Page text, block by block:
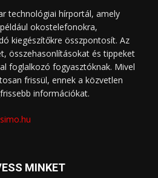
technológiai hírportál, amely
okostelefonokra,
kiegészítőkre összpontosít. Az
összehasonlításokat és tippeket
foglalkozó fogyasztóknak. Mivel
frissül, ennek a közvetlen
információkat.
MINKET